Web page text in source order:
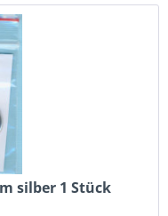
silber 1 Stück